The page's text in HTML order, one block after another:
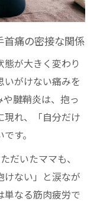
首痛の密接な関係
が大きく変わり
いがけない痛みを
腱鞘炎は、抱っ
現れ、「自分だけ
す。
だいたママも、
けない」と涙なが
単なる筋肉疲労で